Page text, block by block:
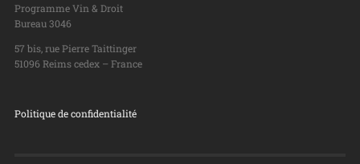
Programme Vin & Droit
Bureau 3046
57 bis, rue Pierre Taittinger
51096 Reims cedex – France
Politique de confidentialité